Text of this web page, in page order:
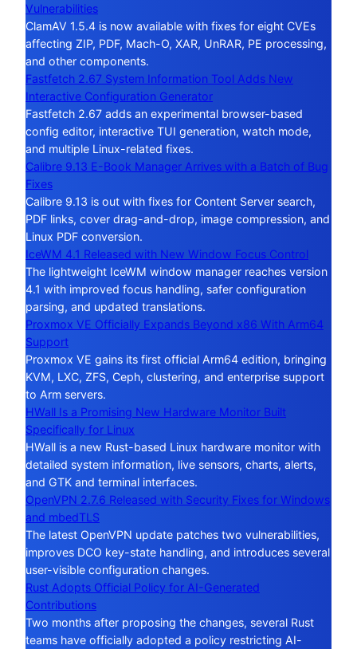
Vulnerabilities
ClamAV 1.5.4 is now available with fixes for eight CVEs
affecting ZIP, PDF, Mach-O, XAR, UnRAR, PE processing,
and other components.
Fastfetch 2.67 System Information Tool Adds New
Interactive Configuration Generator
Fastfetch 2.67 adds an experimental browser-based
config editor, interactive TUI generation, watch mode,
and multiple Linux-related fixes.
Calibre 9.13 E-Book Manager Arrives with a Batch of Bug
Fixes
Calibre 9.13 is out with fixes for Content Server search,
PDF links, cover drag-and-drop, image compression, and
Linux PDF conversion.
IceWM 4.1 Released with New Window Focus Control
The lightweight IceWM window manager reaches version
4.1 with improved focus handling, safer configuration
parsing, and updated translations.
Proxmox VE Officially Expands Beyond x86 With Arm64
Support
Proxmox VE gains its first official Arm64 edition, bringing
KVM, LXC, ZFS, Ceph, clustering, and enterprise support
to Arm servers.
HWall Is a Promising New Hardware Monitor Built
Specifically for Linux
HWall is a new Rust-based Linux hardware monitor with
detailed system information, live sensors, charts, alerts,
and GTK and terminal interfaces.
OpenVPN 2.7.6 Released with Security Fixes for Windows
and mbedTLS
The latest OpenVPN update patches two vulnerabilities,
improves DCO key-state handling, and introduces several
user-visible configuration changes.
Rust Adopts Official Policy for AI-Generated
Contributions
Two months after proposing the changes, several Rust
teams have officially adopted a policy restricting AI-